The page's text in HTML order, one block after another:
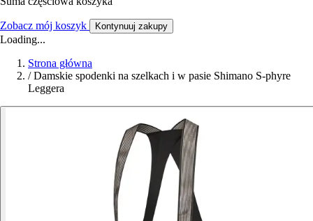
Zobacz mój koszyk Kontynuuj zakupy
Loading...
Strona główna
/ Damskie spodenki na szelkach i w pasie Shimano S-phyre
Leggera